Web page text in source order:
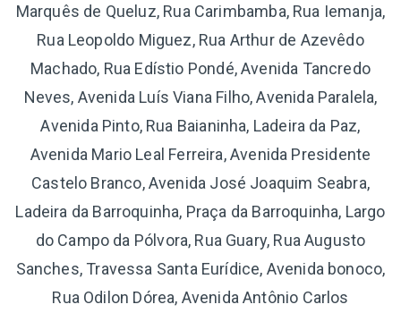
Marquês de Queluz, Rua Carimbamba, Rua Iemanja,
Rua Leopoldo Miguez, Rua Arthur de Azevêdo
Machado, Rua Edístio Pondé, Avenida Tancredo
Neves, Avenida Luís Viana Filho, Avenida Paralela,
Avenida Pinto, Rua Baianinha, Ladeira da Paz,
Avenida Mario Leal Ferreira, Avenida Presidente
Castelo Branco, Avenida José Joaquim Seabra,
Ladeira da Barroquinha, Praça da Barroquinha, Largo
do Campo da Pólvora, Rua Guary, Rua Augusto
Sanches, Travessa Santa Eurídice, Avenida bonoco,
Rua Odilon Dórea, Avenida Antônio Carlos